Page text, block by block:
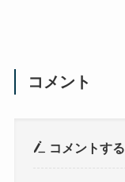
コメント
コメントする